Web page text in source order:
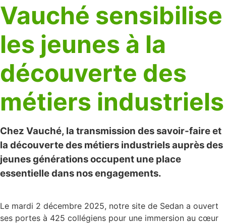
Vauché sensibilise
les jeunes à la
découverte des
métiers industriels
Chez Vauché, la transmission des savoir-faire et
la découverte des métiers industriels auprès des
jeunes générations occupent une place
essentielle dans nos engagements.
Le mardi 2 décembre 2025, notre site de Sedan a ouvert
ses portes à 425 collégiens pour une immersion au cœur